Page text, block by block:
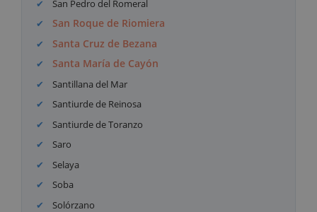
San Pedro del Romeral
San Roque de Riomiera
Santa Cruz de Bezana
Santa María de Cayón
Santillana del Mar
Santiurde de Reinosa
Santiurde de Toranzo
Saro
Selaya
Soba
Solórzano